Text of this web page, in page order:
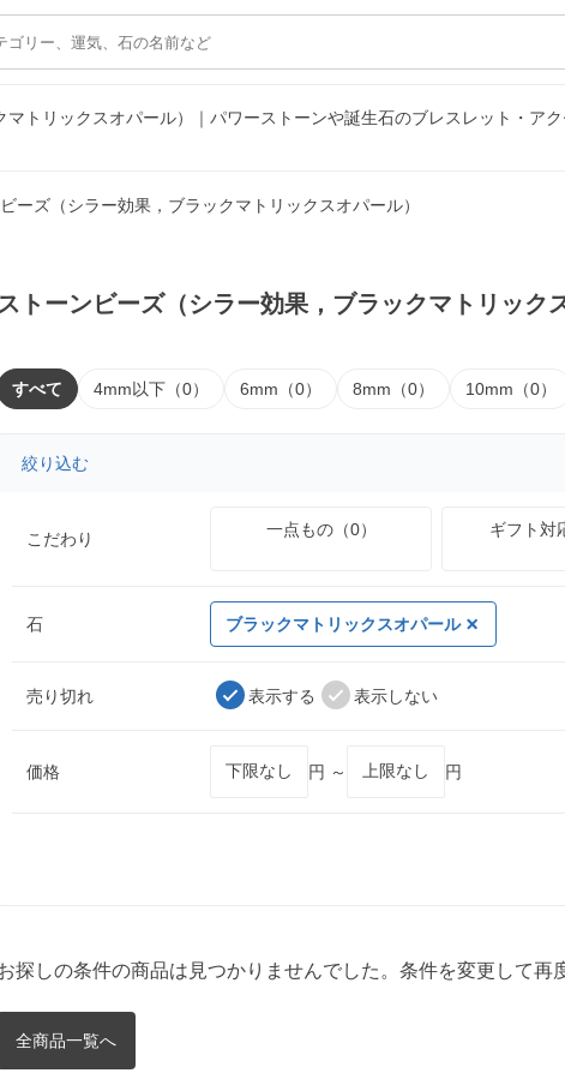
トリックスオパール）｜パワーストーンや誕生石のブレスレット・ア
ーズ（シラー効果，ブラックマトリックスオパール）
ストーンビーズ（シラー効果，ブラックマトリック
すべて 4mm以下（0） 6mm（0） 8mm（0） 10mm（0）
絞り込む
こだわり 一点もの（0） ギフト対
石 ブラックマトリックスオパール
売り切れ 表示する 表示しない
価格 円 ～ 円
探しの条件の商品は見つかりませんでした。条件を変更して再
全商品一覧へ